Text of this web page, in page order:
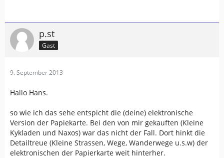
p.st
Gast
9. September 2013
Hallo Hans.
so wie ich das sehe entspicht die (deine) elektronische
Version der Papiekarte. Bei den von mir gekauften (Kleine
Kykladen und Naxos) war das nicht der Fall. Dort hinkt die
Detailtreue (Kleine Strassen, Wege, Wanderwege u.s.w) der
elektronischen der Papierkarte weit hinterher.